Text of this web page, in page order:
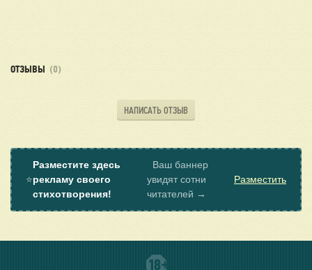
ОТЗЫВЫ (0)
НАПИСАТЬ ОТЗЫВ
⭐
Разместите здесь
рекламу своего
стихотворения!
Ваш баннер
увидят сотни
читателей →
Разместить